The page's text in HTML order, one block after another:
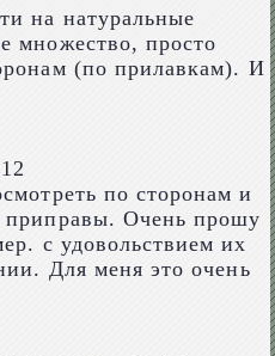
на натуральные
множество, просто
(по прилавкам). И
по сторонам и
приправы. Очень прошу
с удовольствием их
Для меня это очень